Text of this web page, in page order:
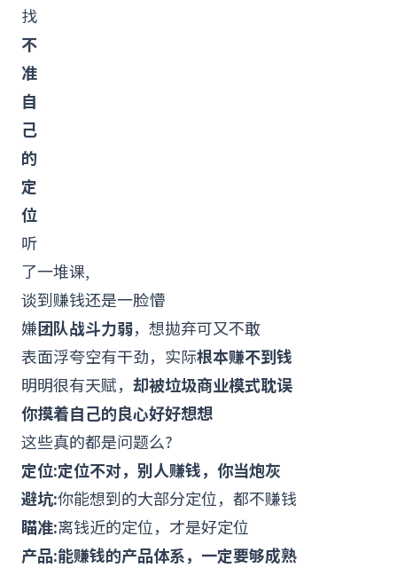
找
不
准
自
己
的
定
位
听
了一堆课,
谈到赚钱还是一脸懵
嫌团队战斗力弱，想拋弃可又不敢
表面浮夸空有干劲，实际根本赚不到钱
明明很有天赋， 却被垃圾商业模式耽误
你摸着自己的良心好好想想
这些真的都是问题么?
定位:定位不对，别人赚钱，你当炮灰
避坑:你能想到的大部分定位，都不赚钱
瞄准:离钱近的定位，才是好定位
产品:能赚钱的产品体系，一定要够成熟